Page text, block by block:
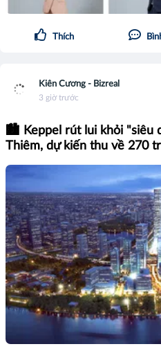
Thích
Kiên Cương - Bizreal
3 giờ trước
🏙️ Keppel rút lui khỏi "siêu
Thiêm, dự kiến thu về 270